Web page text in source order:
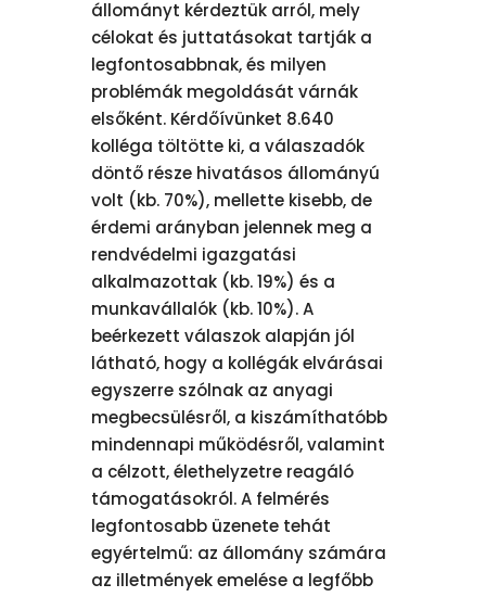
állományt kérdeztük arról, mely
célokat és juttatásokat tartják a
legfontosabbnak, és milyen
problémák megoldását várnák
elsőként. Kérdőívünket 8.640
kolléga töltötte ki, a válaszadók
döntő része hivatásos állományú
volt (kb. 70%), mellette kisebb, de
érdemi arányban jelennek meg a
rendvédelmi igazgatási
alkalmazottak (kb. 19%) és a
munkavállalók (kb. 10%). A
beérkezett válaszok alapján jól
látható, hogy a kollégák elvárásai
egyszerre szólnak az anyagi
megbecsülésről, a kiszámíthatóbb
mindennapi működésről, valamint
a célzott, élethelyzetre reagáló
támogatásokról. A felmérés
legfontosabb üzenete tehát
egyértelmű: az állomány számára
az illetmények emelése a legfőbb